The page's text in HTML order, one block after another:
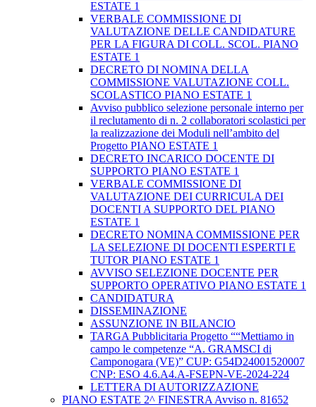
ESTATE 1
VERBALE COMMISSIONE DI
VALUTAZIONE DELLE CANDIDATURE
PER LA FIGURA DI COLL. SCOL. PIANO
ESTATE 1
DECRETO DI NOMINA DELLA
COMMISSIONE VALUTAZIONE COLL.
SCOLASTICO PIANO ESTATE 1
Avviso pubblico selezione personale interno per
il reclutamento di n. 2 collaboratori scolastici per
la realizzazione dei Moduli nell’ambito del
Progetto PIANO ESTATE 1
DECRETO INCARICO DOCENTE DI
SUPPORTO PIANO ESTATE 1
VERBALE COMMISSIONE DI
VALUTAZIONE DEI CURRICULA DEI
DOCENTI A SUPPORTO DEL PIANO
ESTATE 1
DECRETO NOMINA COMMISSIONE PER
LA SELEZIONE DI DOCENTI ESPERTI E
TUTOR PIANO ESTATE 1
AVVISO SELEZIONE DOCENTE PER
SUPPORTO OPERATIVO PIANO ESTATE 1
CANDIDATURA
DISSEMINAZIONE
ASSUNZIONE IN BILANCIO
TARGA Pubblicitaria Progetto ““Mettiamo in
campo le competenze “A. GRAMSCI di
Camponogara (VE)” CUP: G54D24001520007
CNP: ESO 4.6.A4.A-FSEPN-VE-2024-224
LETTERA DI AUTORIZZAZIONE
PIANO ESTATE 2^ FINESTRA Avviso n. 81652